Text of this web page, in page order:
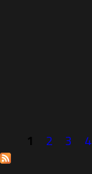
S
1 2 3 4